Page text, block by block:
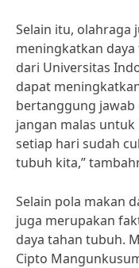
Selain itu, olahraga
meningkatkan
dari Universitas
dapat
bertanggung jawab
jangan malas
setiap hari sudah
tubuh kita,”
Selain pola makan
juga merupakan
daya tahan tubuh.
Cipto